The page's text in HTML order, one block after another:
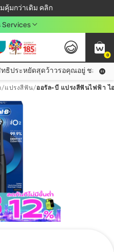
คุ้มกว่าเดิม คลิก
ลดเพิ่มจุก ๆ 10%! 🎉
มื่อชอป 499฿
คลับดียังไง?
Services
0
มีบัตรสมาชิกวัตสัน คลับรึยัง? สิทธิประหยัดสุดว้าวรอคุณอยู่ ชอปคุ้มกว่าเดิม คลิก!
ธิประหยัดสุดว้าวรอคุณอยู่ ชอปคุ้มก
/แปรงสีฟัน/ออรัล-บี แปรงสีฟันไฟฟ้า ไ